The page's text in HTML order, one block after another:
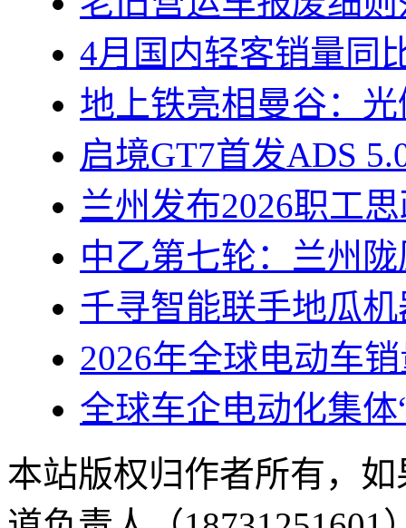
4月国内轻客销量同
地上铁亮相曼谷：
启境GT7首发ADS
兰州发布2026职工
中乙第七轮：兰州
千寻智能联手地瓜
2026年全球电动车
全球车企电动化集
本站版权归作者所有，